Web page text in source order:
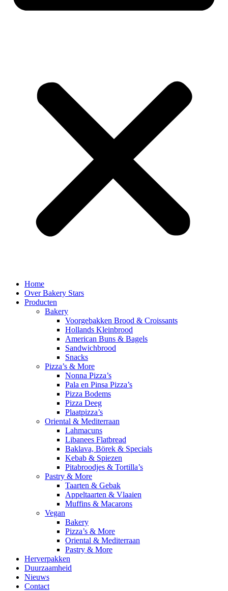
Home
Over Bakery Stars
Producten
Bakery
Voorgebakken Brood & Croissants
Hollands Kleinbrood
American Buns & Bagels
Sandwichbrood
Snacks
Pizza’s & More
Nonna Pizza’s
Pala en Pinsa Pizza’s
Pizza Bodems
Pizza Deeg
Plaatpizza’s
Oriental & Mediterraan
Lahmacuns
Libanees Flatbread
Baklava, Börek & Specials
Kebab & Spiezen
Pitabroodjes & Tortilla’s
Pastry & More
Taarten & Gebak
Appeltaarten & Vlaaien
Muffins & Macarons
Vegan
Bakery
Pizza’s & More
Oriental & Mediterraan
Pastry & More
Herverpakken
Duurzaamheid
Nieuws
Contact